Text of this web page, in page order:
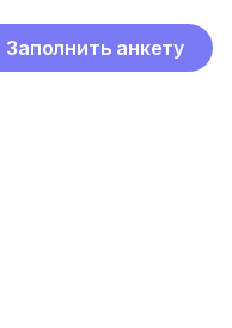
Заполнить анкету